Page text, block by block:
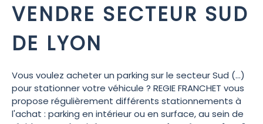
VENDRE SECTEUR SUD
DE LYON
Vous voulez acheter un parking sur le secteur Sud (...)
pour stationner votre véhicule ? REGIE FRANCHET vous
propose régulièrement différents stationnements à
l'achat : parking en intérieur ou en surface, au sein de